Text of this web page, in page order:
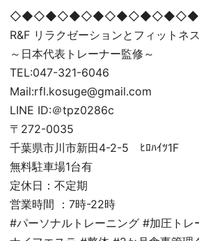
R&F リラクゼーションとフィットネ
～日本代表トレーナー監修～
TEL:047-321-6046
Mail:rfl.kosuge@gmail.com
LINE ID:＠tpz0286c
〒272-0035
千葉県市川市新田4-2-5 ﾋﾛﾊｲﾂ1F
無料駐車場1台有
定休日：不定期
営業時間 ：7時-22時
#パーソナルトレーニング #加圧トレ